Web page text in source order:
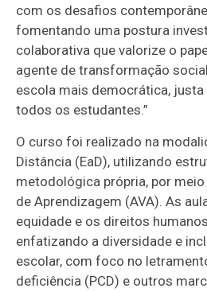
com os desafios
fomentando uma postura
colaborativa que valorize o
agente de transformação
escola mais democrática, justa
todos os estudantes.”
O curso foi realizado na
Distância (EaD), utilizando
metodológica própria, por
de Aprendizagem (AVA). As
equidade e os direitos
enfatizando a diversidade e
escolar, com foco no
deficiência (PCD) e outros